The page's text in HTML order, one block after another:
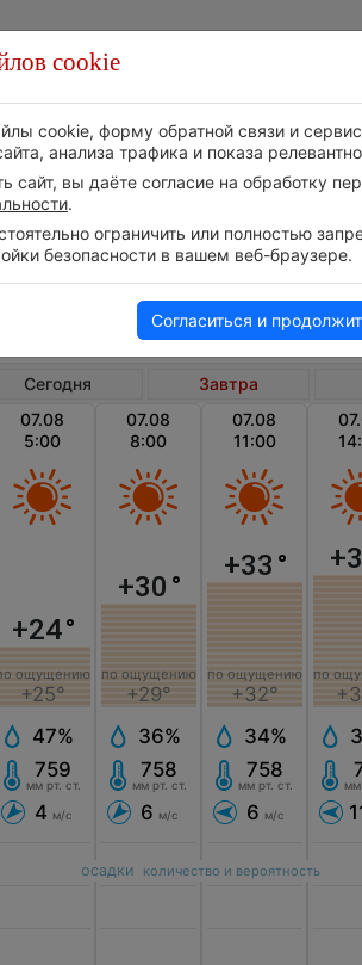
Погода в Бехтерях на завтра
Сегодня Завтра
07.08
5:00
+24°
ощущению
+25°
47%
759
мм рт. ст.
4 м/с
07.08
8:00
+30 °
по ощущению
+29°
36%
758
мм рт. ст.
6 м/с
07.08
11:00
+33 °
по ощущению
+32°
34%
758
мм рт. ст.
6 м/с
по
мм
осадки количество и вероятность
cookie
cookie, форму обратной связи и
анализа трафика и показа
сайт, вы даёте согласие на обработку
.
ограничить или полностью
безопасности в вашем веб-браузере.
Согласиться и